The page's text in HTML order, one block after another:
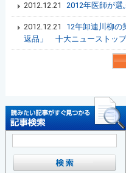
2012.12.21 2012年医師が
2012.12.21
12年卸連川柳
返品」 十大ニューストッ